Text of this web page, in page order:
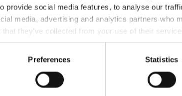
provide social media features, to analyse our
media, advertising and analytics partners who
they’ve collected from your use of their
other cases, cookies will only be used with your
Preferences Statistics